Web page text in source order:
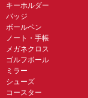
キーホルダー
バッジ
ボールペン
ノート・手帳
メガネクロス
ゴルフボール
ミラー
シューズ
コースター